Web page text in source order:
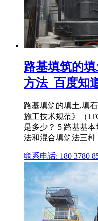
路基填筑的
方法_百度知
路基填筑的填土,填
施工技术规范》（
是多少？ 5 路基基
法和混合填筑法三种
联系电话: 180 3780